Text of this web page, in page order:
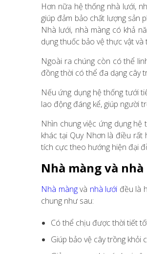
Hơn nữa hệ thống nhà lưới,
giúp đảm bảo chất lượng sản
Nhà lưới, nhà màng có khả
dụng thuốc bảo vệ thực vật
Ngoài ra chúng còn có thể
đồng thời có thể đa dạng cây
Nếu ứng dụng hệ thống tưới
lao động đáng kể, giúp người
Nhìn chung việc ứng dụng
khác tại Quy Nhơn là điều
tích cực theo hướng hiện đại
Nhà màng và
Nhà màngvà nhà lưới đều là
chung như sau:
Có thể chịu được thời tiết
Giúp bảo vệ cây trồng khỏi